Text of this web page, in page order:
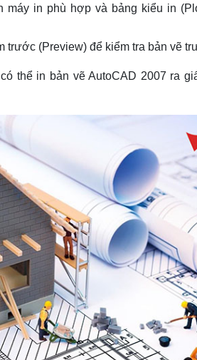
máy in phù hợp và bảng kiểu in
trước (Preview) để kiểm tra bản vẽ
thể in bản vẽ AutoCAD 2007 ra